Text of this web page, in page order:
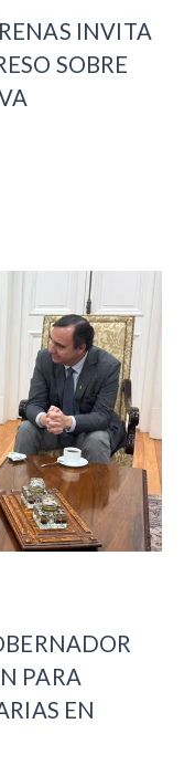
INVITA
SOBRE
PARA
EN